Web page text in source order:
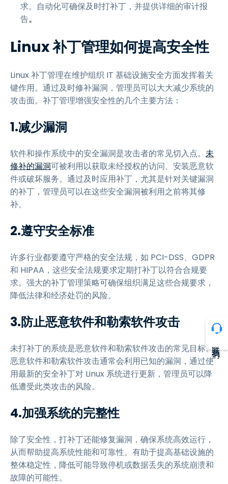
求。自动化可确保及时打补丁，并提供详细的审计报
告。
Linux 补丁管理如何提高安全性
Linux 补丁管理在维护组织 IT 基础设施安全方面发挥着关
键作用。通过及时修补漏洞，管理员可以大大减少系统的
攻击面。补丁管理增强安全性的几个主要方法：
1.减少漏洞
软件和操作系统中的安全漏洞是攻击者的常见切入点。 未
修补的漏洞可被利用以获取未经授权的访问、安装恶意软
件或破坏服务。通过及时应用补丁，尤其是针对关键漏洞
的补丁，管理员可以在这些安全漏洞被利用之前将其修
补。
2.遵守安全标准
许多行业都要遵守严格的安全法规，如 PCI-DSS、GDPR
和 HIPAA，这些安全法规要求定期打补丁以符合合规要
求。强大的补丁管理策略可确保组织满足这些合规要求，
降低法律和经济处罚的风险。
3.防止恶意软件和勒索软件攻击
未打补丁的系统是恶意软件和勒索软件攻击的常见目标。
恶意软件和勒索软件攻击通常会利用已知的漏洞，通过使
用最新的安全补丁对 Linux 系统进行更新，管理员可以降
低遭受此类攻击的风险。
4.加强系统的完整性
除了安全性，打补丁还能修复漏洞，确保系统高效运行，
从而帮助提高系统性能和可靠性。有助于提高基础设施的
整体稳定性，降低可能导致停机或数据丢失的系统崩溃和
故障的可能性。